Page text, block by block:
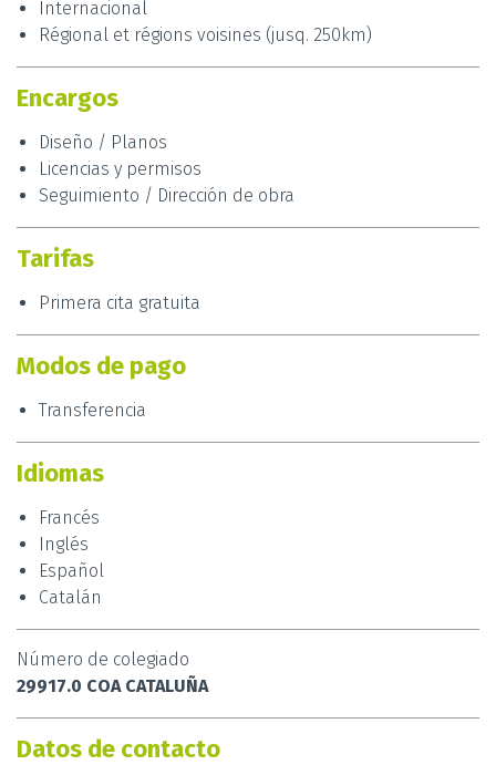
imaginativo lo que les permite alcanzar las
expectativas y los objetivos del mismo con eficacia.
darle vida a su proyecto desde la primera cita.
Internacional
Régional et régions voisines (jusq. 250km)
Encargos
Diseño / Planos
Licencias y permisos
Seguimiento / Dirección de obra
Tarifas
Primera cita gratuita
Modos de pago
Transferencia
Idiomas
Francés
Inglés
Español
Catalán
Número de colegiado
29917.0 COA CATALUÑA
Datos de contacto